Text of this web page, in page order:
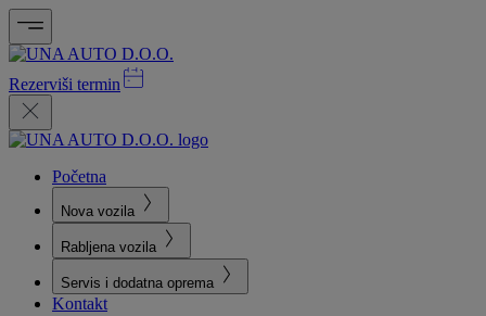
Rezerviši termin
Početna
Nova vozila
Rabljena vozila
Servis i dodatna oprema
Kontakt